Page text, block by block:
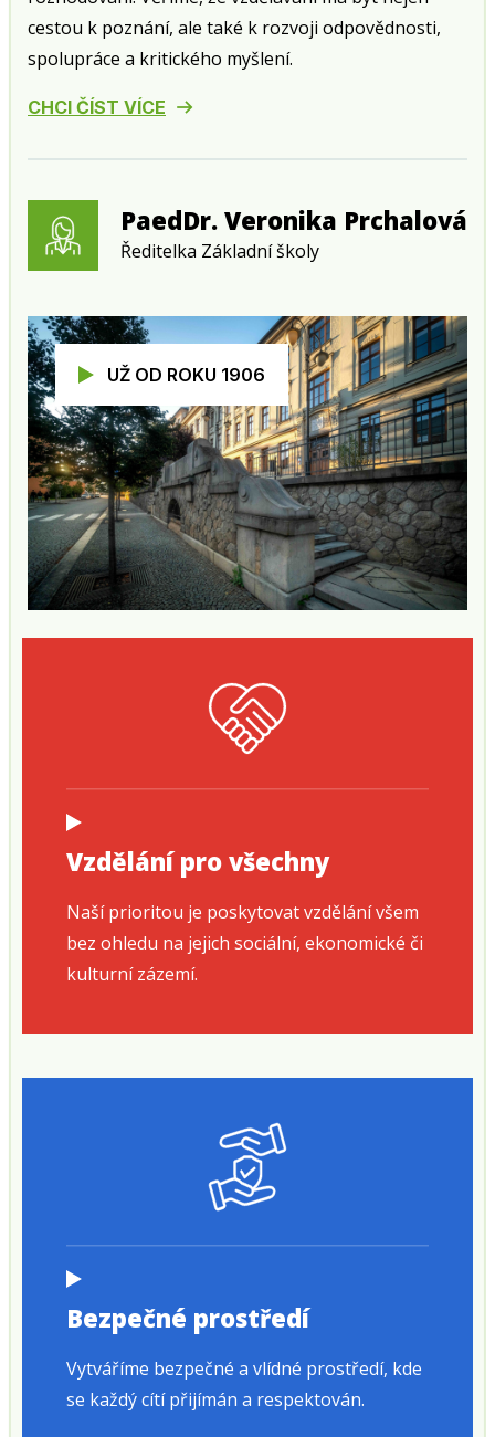
cestou k poznání, ale také k rozvoji odpovědnosti,
spolupráce a kritického myšlení.
CHCI ČÍST VÍCE
PaedDr. Veronika Prchalová
Ředitelka Základní školy
UŽ OD ROKU 1906
Vzdělání pro všechny
Naší prioritou je poskytovat vzdělání všem
bez ohledu na jejich sociální, ekonomické či
kulturní zázemí.
Bezpečné prostředí
Vytváříme bezpečné a vlídné prostředí, kde
se každý cítí přijímán a respektován.